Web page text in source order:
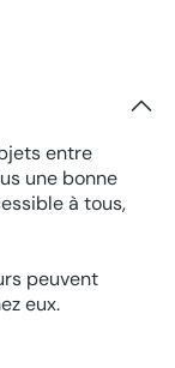
entre
une bonne
à tous,
peuvent
eux.